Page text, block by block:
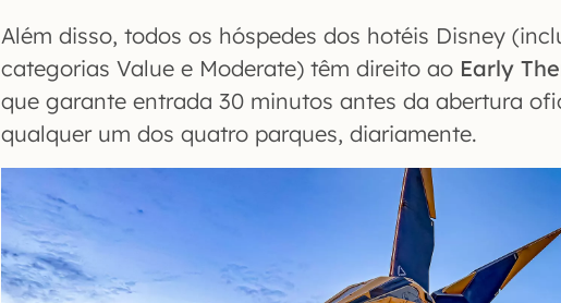
Além disso, todos os hóspedes dos hotéis Disney
categorias Value e Moderate) têm direito ao Early
que garante entrada 30 minutos antes da abertura
qualquer um dos quatro parques, diariamente.